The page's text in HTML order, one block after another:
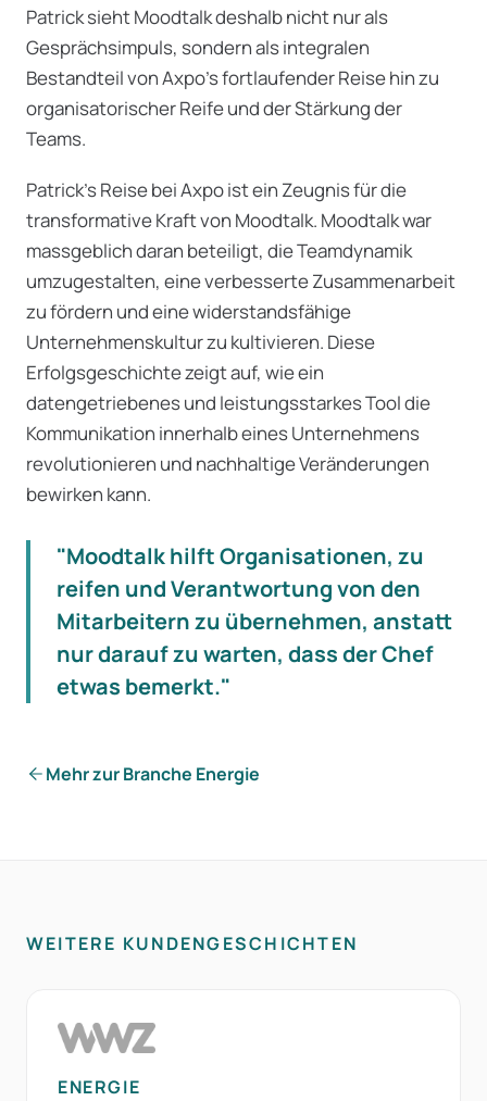
Patrick sieht Moodtalk deshalb nicht nur als
Gesprächsimpuls, sondern als integralen
Bestandteil von Axpo's fortlaufender Reise hin zu
organisatorischer Reife und der Stärkung der
Teams.
Patrick's Reise bei Axpo ist ein Zeugnis für die
transformative Kraft von Moodtalk. Moodtalk war
massgeblich daran beteiligt, die Teamdynamik
umzugestalten, eine verbesserte Zusammenarbeit
zu fördern und eine widerstandsfähige
Unternehmenskultur zu kultivieren. Diese
Erfolgsgeschichte zeigt auf, wie ein
datengetriebenes und leistungsstarkes Tool die
Kommunikation innerhalb eines Unternehmens
revolutionieren und nachhaltige Veränderungen
bewirken kann.
"Moodtalk hilft Organisationen, zu
reifen und Verantwortung von den
Mitarbeitern zu übernehmen, anstatt
nur darauf zu warten, dass der Chef
etwas bemerkt."
Mehr zur Branche Energie
WEITERE KUNDENGESCHICHTEN
ENERGIE